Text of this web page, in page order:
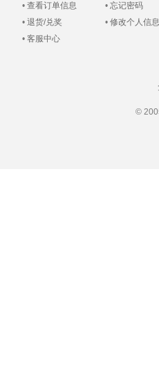
• 查看订单信息
• 退货/兑奖
• 客服中心
• 忘记密码
• 修改个人信息
©